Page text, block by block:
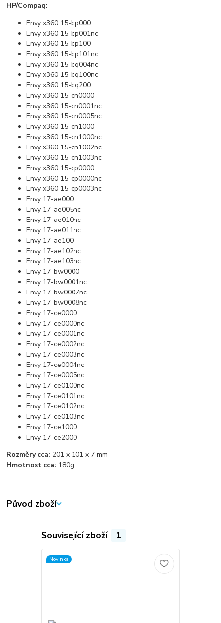
HP/Compaq:
Envy x360 15-bp000
Envy x360 15-bp001nc
Envy x360 15-bp100
Envy x360 15-bp101nc
Envy x360 15-bq004nc
Envy x360 15-bq100nc
Envy x360 15-bq200
Envy x360 15-cn0000
Envy x360 15-cn0001nc
Envy x360 15-cn0005nc
Envy x360 15-cn1000
Envy x360 15-cn1000nc
Envy x360 15-cn1002nc
Envy x360 15-cn1003nc
Envy x360 15-cp0000
Envy x360 15-cp0000nc
Envy x360 15-cp0003nc
Envy 17-ae000
Envy 17-ae005nc
Envy 17-ae010nc
Envy 17-ae011nc
Envy 17-ae100
Envy 17-ae102nc
Envy 17-ae103nc
Envy 17-bw0000
Envy 17-bw0001nc
Envy 17-bw0007nc
Envy 17-bw0008nc
Envy 17-ce0000
Envy 17-ce0000nc
Envy 17-ce0001nc
Envy 17-ce0002nc
Envy 17-ce0003nc
Envy 17-ce0004nc
Envy 17-ce0005nc
Envy 17-ce0100nc
Envy 17-ce0101nc
Envy 17-ce0102nc
Envy 17-ce0103nc
Envy 17-ce1000
Envy 17-ce2000
Rozměry cca: 201 x 101 x 7 mm
Hmotnost cca: 180g
Původ zboží
Související zboží 1
Novinka